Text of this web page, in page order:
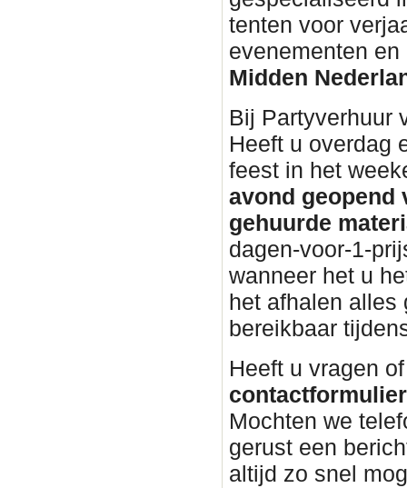
tenten voor
evenementen
Midden
Bij Partyverhuur
Heeft u overdag
feest in het
avond geopend
gehuurde
dagen-voor-1-
wanneer het u
het afhalen alles
bereikbaar
Heeft u vragen
Mochten we
gerust een
altijd zo snel